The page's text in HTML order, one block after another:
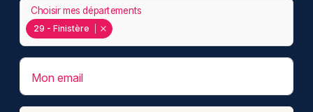
29 - Finistère
Choisir mes départements
Mon email